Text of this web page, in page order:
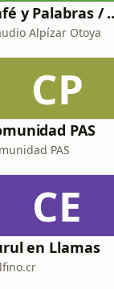
Café y
Alpízar Otoya
CP
PAS
PAS
CE
en Llamas